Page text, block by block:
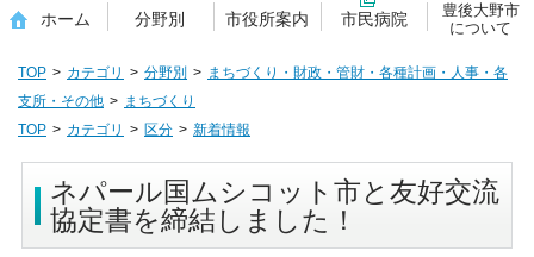
ホーム 分野別 市役所案内 市民病院
豊後大野市
について
TOP カテゴリ 分野別
まちづくり・財政・管財・各種計画・人事・各
支所・その他
まちづくり
TOP
カテゴリ 区分 新着情報
ネパール国ムシコット市と友好交流
協定書を締結しました！